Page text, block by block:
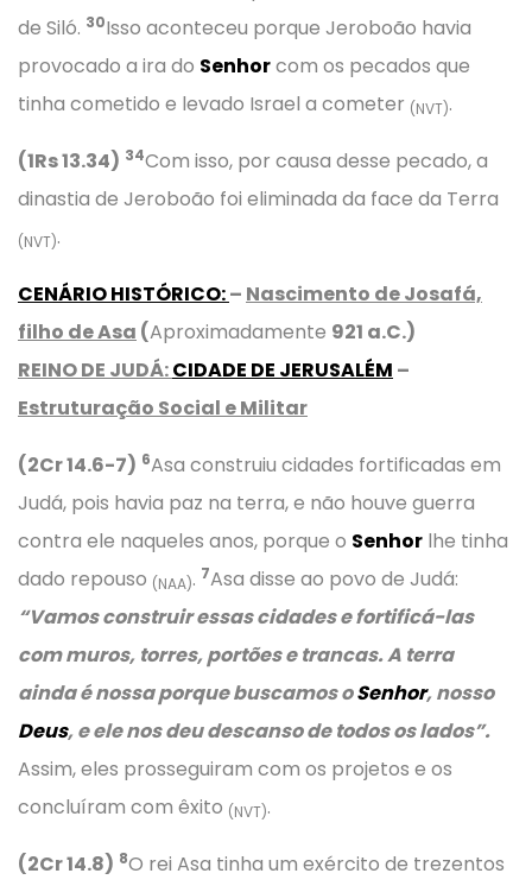
de Siló. 30Isso aconteceu porque Jeroboão havia
provocado a ira do Senhorcom os pecados que
tinha cometido e levado Israel a cometer (NVT).
(1Rs 13.34) 34Com isso, por causa desse pecado, a
dinastia de Jeroboão foi eliminada da face da Terra
(NVT).
CENÁRIO HISTÓRICO:– Nascimento de Josafá,
filho de Asa (Aproximadamente 921 a.C.)
REINO DE JUDÁ:CIDADE DE JERUSALÉM –
Estruturação Social e Militar
(2Cr 14.6-7) 6Asa construiu cidades fortificadas em
Judá, pois havia paz na terra, e não houve guerra
contra ele naqueles anos, porque o Senhor lhe tinha
dado repouso (NAA). 7Asa disse ao povo de Judá:
“Vamos construir essas cidades e fortificá-las
com muros, torres, portões e trancas. A terra
ainda é nossa porque buscamos oSenhor, nosso
Deus, e ele nos deu descanso de todos os lados”.
Assim, eles prosseguiram com os projetos e os
concluíram com êxito (NVT).
(2Cr 14.8) 8O rei Asa tinha um exército de trezentos